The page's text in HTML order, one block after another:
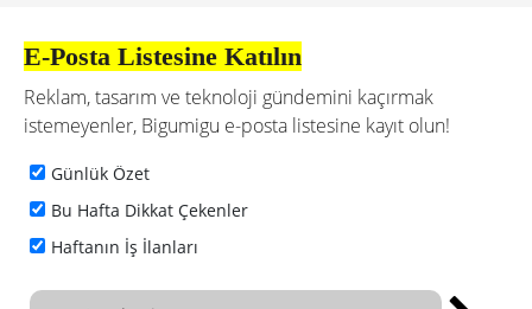
E-Posta Listesine Katılın
Reklam, tasarım ve teknoloji gündemini kaçırmak
istemeyenler, Bigumigu e-posta listesine kayıt olun!
Günlük Özet
Bu Hafta Dikkat Çekenler
Haftanın İş İlanları